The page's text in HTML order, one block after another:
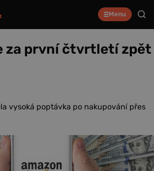
Menu
za první čtvrtletí zpět
vysoká poptávka po nakupování přes